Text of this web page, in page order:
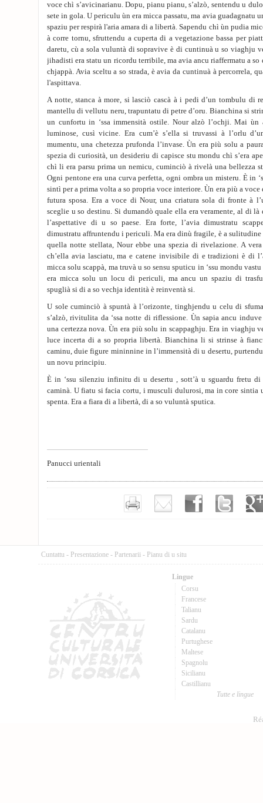
voce chì s’avicinarianu. Dopu, pianu pianu, s’alzò, sentendu u
sete in gola. U periculu ùn era micca passatu, ma avia guadagnatu
spaziu per respirà l'aria amara di a libertà. Sapendu chì ùn pudia
à corre tornu, sfruttendu a cuperta di a vegetazione bassa per
daretu, cù a sola vuluntà di sopravive è di cuntinuà u so viaghju
jihadisti era statu un ricordu terribile, ma avia ancu riaffermatu a so
chjappà. Avia sceltu a so strada, è avia da cuntinuà à percorrela,
l'aspittava.
A notte, stanca à more, si lasciò cascà à i pedi d’un tombulu di
mantellu di vellutu neru, trapuntatu di petre d’oru. Bianchina si
un cunfortu in ‘ssa immensità ostile. Nour alzò l’ochji. Mai
luminose, cusì vicine. Era cum’è s’ella si truvassi à l’orlu
mumentu, una chetezza prufonda l’invase. Ùn era più solu a
spezia di curiosità, un desideriu di capisce stu mondu chì s’era
chì li era parsu prima un nemicu, cuminciò à rivelà una bellezza
Ogni pentone era una curva perfetta, ogni ombra un misteru. È in
sintì per a prima volta a so propria voce interiore. Ùn era più a
futura sposa. Era a voce di Nour, una criatura sola di fronte à
sceglie u so destinu. Si dumandò quale ella era veramente, al di
l’aspettative di u so paese. Era forte, l’avia dimustratu
dimustratu affruntendu i periculi. Ma era dinù fragile, è a sulitudine
quella notte stellata, Nour ebbe una spezia di rivelazione. A
ch’ella avia lasciatu, ma e catene invisibile di e tradizioni è di
micca solu scappà, ma truvà u so sensu sputicu in ‘ssu mondu
era micca solu un locu di periculi, ma ancu un spaziu di
spuglià si di a so vechja identità è reinventà si.
U sole cuminciò à spuntà à l’orizonte, tinghjendu u celu di
s’alzò, rivitulita da ‘ssa notte di riflessione. Ùn sapia ancu
una certezza nova. Ùn era più solu in scappaghju. Era in viaghju
luce incerta di a so propria libertà. Bianchina li si strinse à
caminu, duie figure mininnine in l’immensità di u desertu,
un novu principiu.
È in ‘ssu silenziu infinitu di u desertu , sott’à u sguardu fretu
caminà. U fiatu si facia cortu, i musculi dulurosi, ma in core sintia
spenta. Era a fiara di a libertà, di a so vuluntà sputica.
Panucci urientali
Cuntattu - Presentazione - Partenarii - Pianu di u situ
Lingue
Corsu
Francese
Talianu
Sardu
Catalanu
Purtughese
Maltese
Spagnolu
Sicilianu
Castillianu
Tutte e lingue